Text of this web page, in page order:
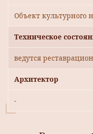
Объект культурного
Техническое
ведутся
Архитектор
-